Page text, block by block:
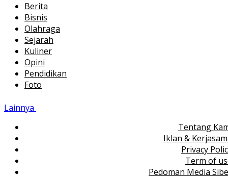
Berita
Bisnis
Olahraga
Sejarah
Kuliner
Opini
Pendidikan
Foto
Lainnya
Tentang
Iklan &
Privacy
Term of
Pedoman Media